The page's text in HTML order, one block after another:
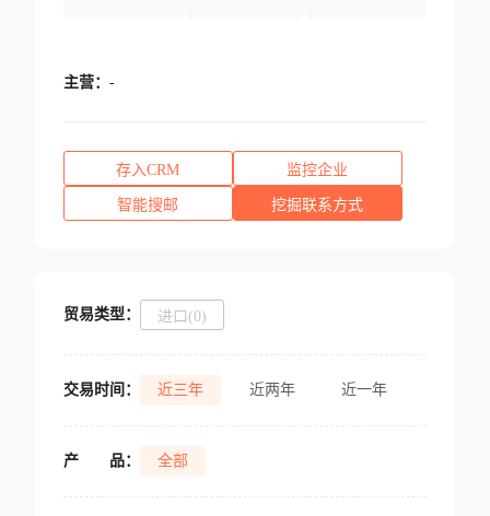
主营： -
存入CRM 监控企业
智能搜邮 挖掘联系方式
贸易类型： 进口(0)
交易时间： 近三年 近两年 近一年
产 品： 全部